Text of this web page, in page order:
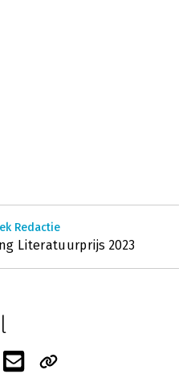
Redactie
Literatuurprijs 2023